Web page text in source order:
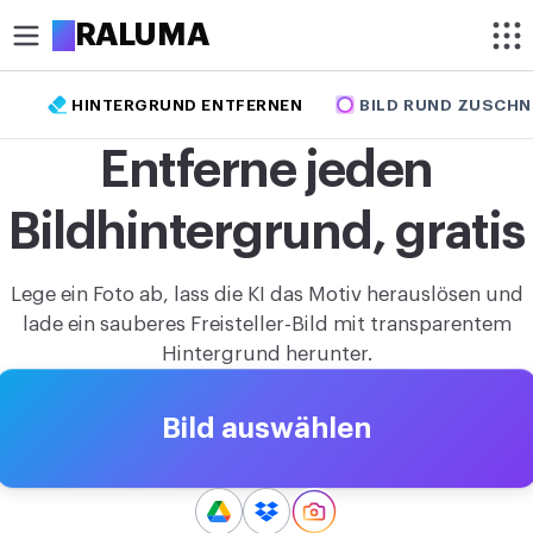
ARALUMA
Bild rund zuschneiden
Bild zuschneiden
Bild komprimieren
Bild hochskalieren
Hintergrund entfernen
Bildgröße ändern
HINTERGRUND ENTFERNEN BILD RUND
Entferne jeden
Bildhintergrund, gratis
Lege ein Foto ab, lass die KI das Motiv herauslösen und
lade ein sauberes Freisteller-Bild mit transparentem
Hintergrund herunter.
Bild auswählen